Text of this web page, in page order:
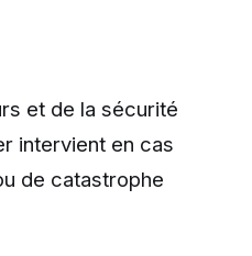
et de la sécurité
intervient en cas
de catastrophe